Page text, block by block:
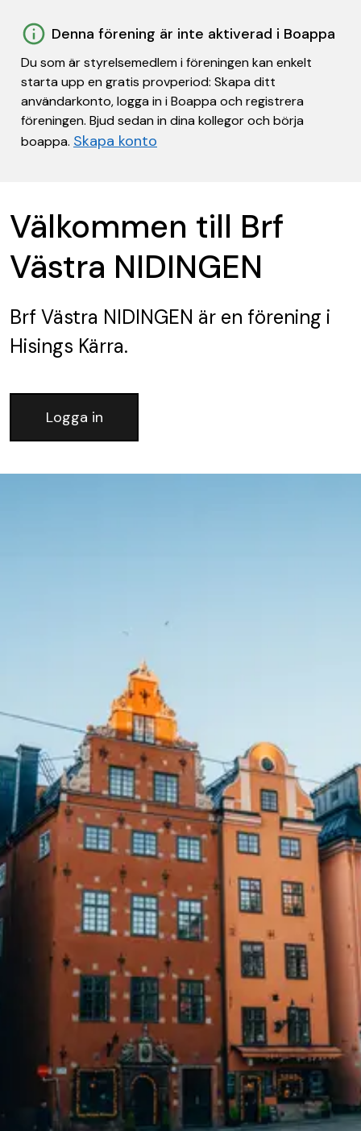
Denna förening är inte aktiverad i Boappa
Du som är styrelsemedlem i föreningen kan enkelt
starta upp en gratis provperiod: Skapa ditt
användarkonto, logga in i Boappa och registrera
föreningen. Bjud sedan in dina kollegor och börja
boappa. Skapa konto
Välkommen till Brf
Västra NIDINGEN
Brf Västra NIDINGEN är en förening i
Hisings Kärra.
Logga in